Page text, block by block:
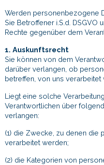
Werden personenbezogene
Sie Betroffener i.S.d. DSGVO
Rechte gegenüber dem
1. Auskunftsrecht
Sie können von dem
darüber verlangen, ob
betreffen, von uns verarbeitet
Liegt eine solche
Verantwortlichen über
verlangen:
(1) die Zwecke, zu denen die
verarbeitet werden;
(2) die Kategorien von